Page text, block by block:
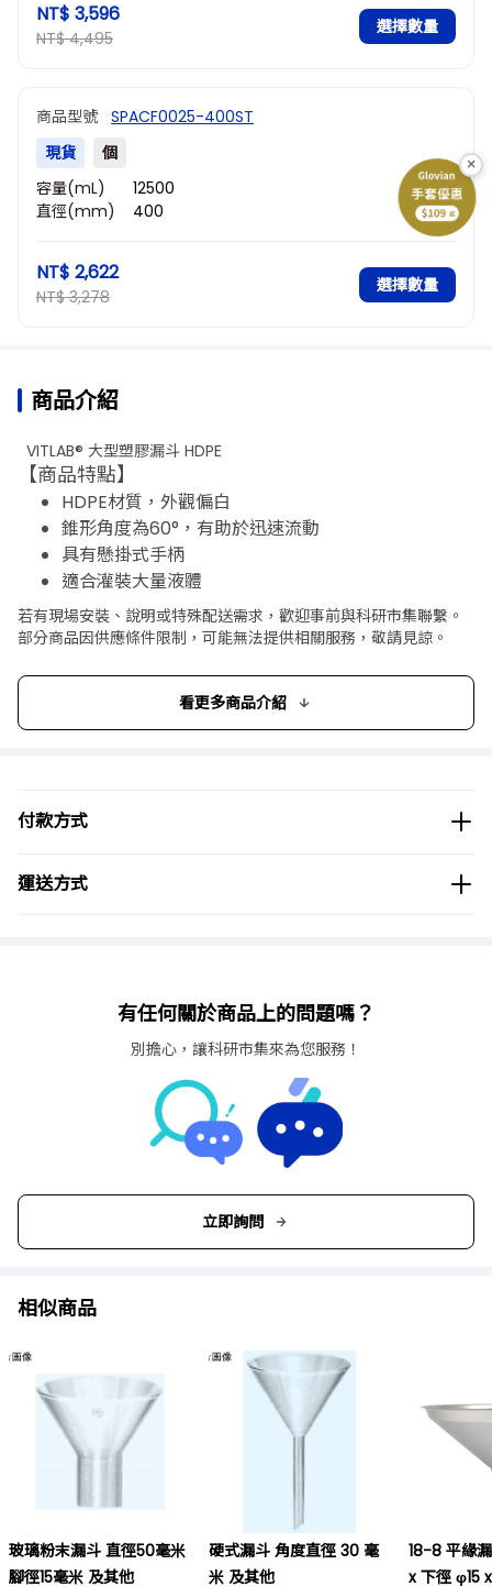
NT$ 3,596
NT$ 4,495
選擇數量
商品型號 SPACF0025-400ST
現貨
個
容量(mL)
12500
直徑(mm)
400
NT$ 2,622
NT$ 3,278
選擇數量
商品介紹
VITLAB® 大型塑膠漏斗 HDPE
【商品特點】
HDPE材質，外觀偏白
錐形角度為60°，有助於迅速流動
具有懸掛式手柄
適合灌裝大量液體
【商品規格】
原廠型號
Volume
(ml)
Ø (mm)
若有現場安裝、說明或特殊配送需求，歡迎事前與科研市集聯繫。
部分商品因供應條件限制，可能無法提供相關服務，敬請見諒。
看更多商品介紹
付款方式
運送方式
有任何關於商品上的問題嗎？
別擔心，讓科研市集來為您服務！
立即詢問
相似商品
玻璃粉末漏斗 直徑50毫米
腳徑15毫米 及其他
硬式漏斗 角度直徑 30 毫
米 及其他
18-8 平緣
x 下徑 φ15
×